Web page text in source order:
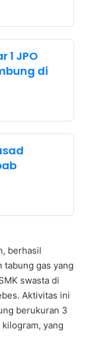
1 JPO
di
berhasil
tabung gas yang
swasta di
Aktivitas ini
berukuran 3
yang